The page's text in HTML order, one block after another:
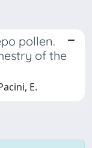
pollen.
of the
E.